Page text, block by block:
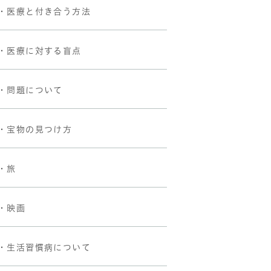
医療と付き合う方法
医療に対する盲点
問題について
宝物の見つけ方
旅
映画
生活習慣病について